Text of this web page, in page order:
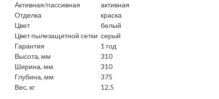
Активная/пассивная
активная
Отделка
краска
Цвет
белый
Цвет пылезащитной сетки серый
Гарантия
1 год
Высота, мм
310
Ширина, мм
310
Глубина, мм
375
Вес, кг
12,5